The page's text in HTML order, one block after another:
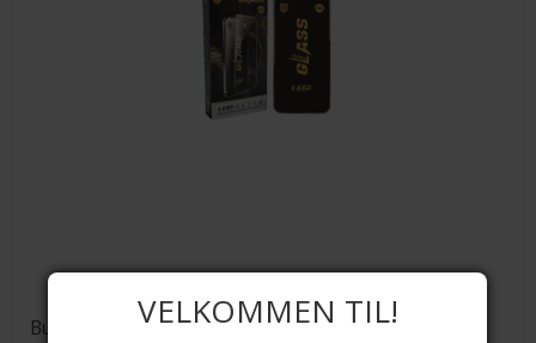
Bundle: TPU cover m. MagSafe + Skærmbeskyttelse
VELKOMMEN TIL!